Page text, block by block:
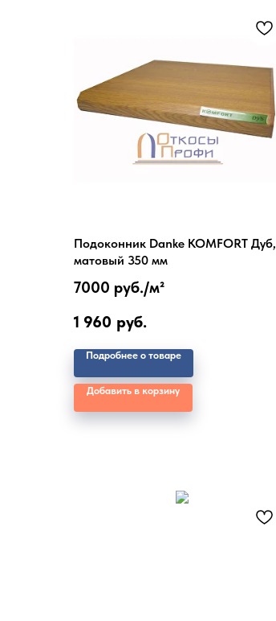
Подоконник Danke KOMFORT Дуб,
матовый 350 мм
7000 руб./м²
1 960 руб.
Подробнее о товаре
Добавить в корзину